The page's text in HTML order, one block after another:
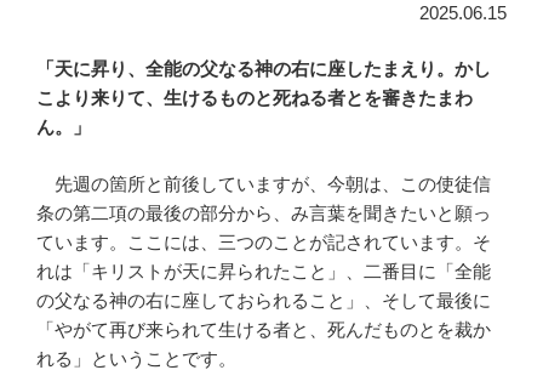
2025.06.15
「天に昇り、全能の父なる神の右に座したまえり。かし
こより来りて、生けるものと死ねる者とを審きたまわ
ん。」
先週の箇所と前後していますが、今朝は、この使徒信
条の第二項の最後の部分から、み言葉を聞きたいと願っ
ています。ここには、三つのことが記されています。そ
れは「キリストが天に昇られたこと」、二番目に「全能
の父なる神の右に座しておられること」、そして最後に
「やがて再び来られて生ける者と、死んだものとを裁か
れる」ということです。